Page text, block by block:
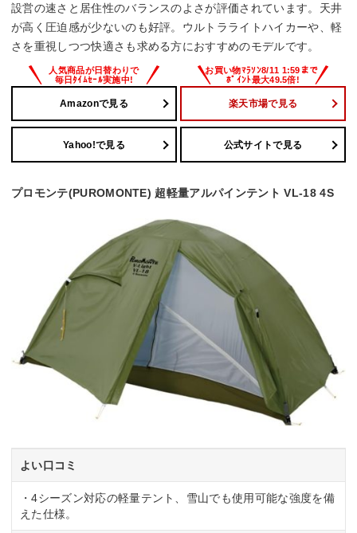
設営の速さと居住性のバランスのよさが評価されています。天井
が高く圧迫感が少ないのも好評。ウルトラライトハイカーや、軽
さを重視しつつ快適さも求める方におすすめのモデルです。
Amazonで見る 楽天市場で見る
Yahoo!で見る 公式サイトで見る
プロモンテ(PUROMONTE) 超軽量アルパインテント VL-18 4S
よい口コミ
・4シーズン対応の軽量テント、雪山でも使用可能な強度を備
えた仕様。